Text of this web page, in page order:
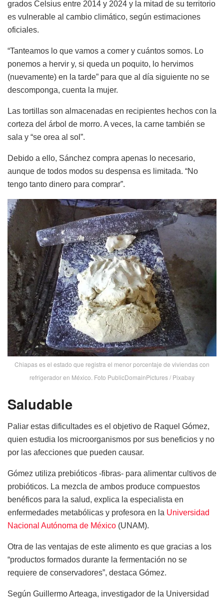
grados Celsius entre 2014 y 2024 y la mitad de su territorio
es vulnerable al cambio climático, según estimaciones
oficiales.
“Tanteamos lo que vamos a comer y cuántos somos. Lo
ponemos a hervir y, si queda un poquito, lo hervimos
(nuevamente) en la tarde” para que al día siguiente no se
descomponga, cuenta la mujer.
Las tortillas son almacenadas en recipientes hechos con la
corteza del árbol de morro. A veces, la carne también se
sala y “se orea al sol”.
Debido a ello, Sánchez compra apenas lo necesario,
aunque de todos modos su despensa es limitada. “No
tengo tanto dinero para comprar”.
Chiapas es el estado que registra el menor porcentaje de viviendas con
refrigerador en México. Foto PublicDomainPictures / Pixabay
Saludable
Paliar estas dificultades es el objetivo de Raquel Gómez,
quien estudia los microorganismos por sus beneficios y no
por las afecciones que pueden causar.
Gómez utiliza prebióticos -fibras- para alimentar cultivos de
probióticos. La mezcla de ambos produce compuestos
benéficos para la salud, explica la especialista en
enfermedades metabólicas y profesora en la Universidad
Nacional Autónoma de México (UNAM).
Otra de las ventajas de este alimento es que gracias a los
“productos formados durante la fermentación no se
requiere de conservadores”, destaca Gómez.
Según Guillermo Arteaga, investigador de la Universidad